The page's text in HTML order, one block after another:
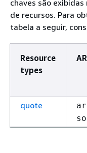
chaves são
de recursos. Para
tabela a seguir,
Resource
types
quote